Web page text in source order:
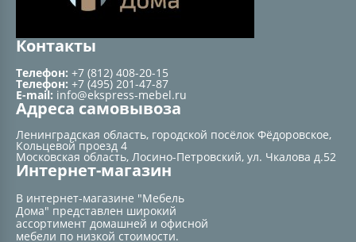
Контакты
Телефон: +7 (812) 408-20-15
Телефон: +7 (495) 201-47-87
E-mail: info@ekspress-mebel.ru
Адреса самовывоза
Ленинградская область, городской посёлок Фёдоровское,
Кольцевой проезд 4
Московская область, Лосино-Петровский, ул. Чкалова д.52
Интернет-магазин
В интернет-магазине "Мебель
Дома" представлен широкий
ассортимент домашней и офисной
мебели по низкой стоимости.